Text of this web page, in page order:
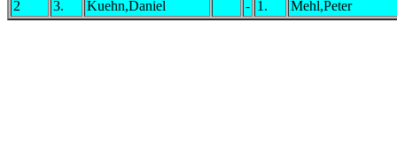
2
3. Kuehn,Daniel - 1. Mehl,Peter